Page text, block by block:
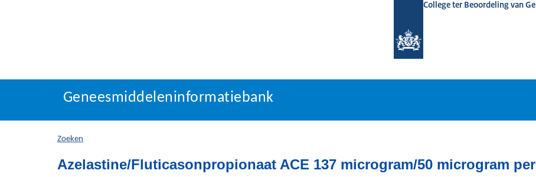
College ter Beoordeling van
Geneesmiddeleninformatiebank
U
hier:
Geneesmiddeleninformatiebank
Zoeken
Azelastine/Fluticasonpropionaat ACE 137 microgram/50 microgram